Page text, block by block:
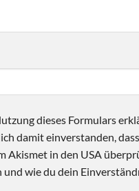
dieses Formulars
damit einverstanden,
Akismet in den USA
und wie du dein